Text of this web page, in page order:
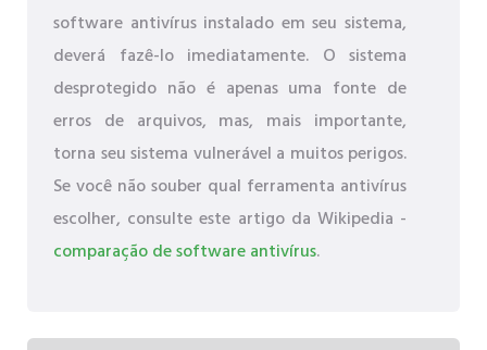
software antivírus instalado em seu sistema,
deverá fazê-lo imediatamente. O sistema
desprotegido não é apenas uma fonte de
erros de arquivos, mas, mais importante,
torna seu sistema vulnerável a muitos perigos.
Se você não souber qual ferramenta antivírus
escolher, consulte este artigo da Wikipedia -
comparação de software antivírus.